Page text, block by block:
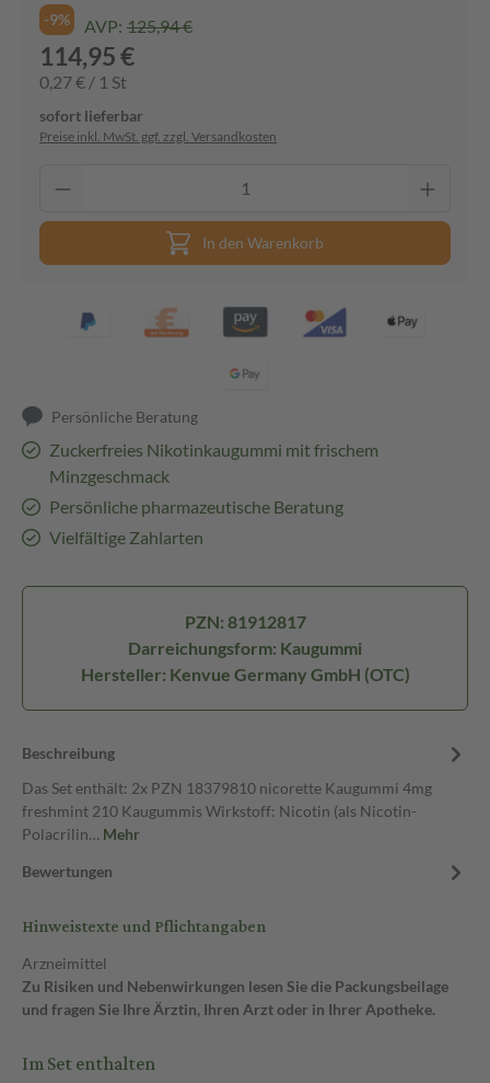
-9% AVP: 125,94 €
114,95 €
0,27 € / 1 St
sofort lieferbar
Preise inkl. MwSt. ggf. zzgl. Versandkosten
In den Warenkorb
Persönliche Beratung
Zuckerfreies Nikotinkaugummi mit frischem
Minzgeschmack
Persönliche pharmazeutische Beratung
Vielfältige Zahlarten
PZN: 81912817
Darreichungsform: Kaugummi
Hersteller: Kenvue Germany GmbH (OTC)
Beschreibung
Das Set enthält: 2x PZN 18379810 nicorette Kaugummi 4mg
freshmint 210 Kaugummis Wirkstoff: Nicotin (als Nicotin-
Polacrilin… Mehr
Bewertungen
Hinweistexte und Pflichtangaben
Arzneimittel
Zu Risiken und Nebenwirkungen lesen Sie die Packungsbeilage
und fragen Sie Ihre Ärztin, Ihren Arzt oder in Ihrer Apotheke.
Im Set enthalten